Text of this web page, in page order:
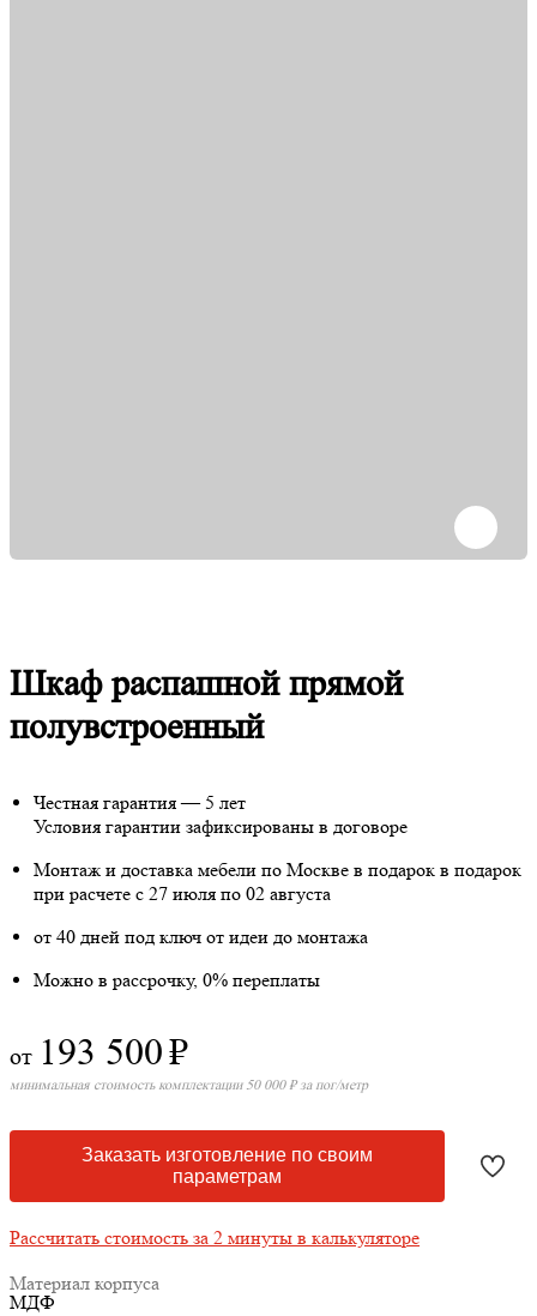
Шкаф распашной прямой
полувстроенный
Честная гарантия — 5 лет
Условия гарантии зафиксированы в договоре
Монтаж и доставка мебели по Москве в подарок в подарок
при расчете с 27 июля по 02 августа
от 40 дней под ключ от идеи до монтажа
Можно в рассрочку, 0% переплаты
от 193 500₽
минимальная стоимость комплектации 50 000 ₽ за пог/метр
Заказать изготовление по своим
параметрам
Рассчитать стоимость за 2 минуты в калькуляторе
Материал корпуса
МДФ